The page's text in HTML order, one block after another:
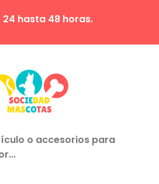
24 hasta 48 horas.
o accesorios para